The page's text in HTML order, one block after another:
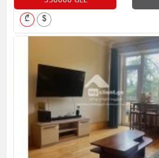
₾ $